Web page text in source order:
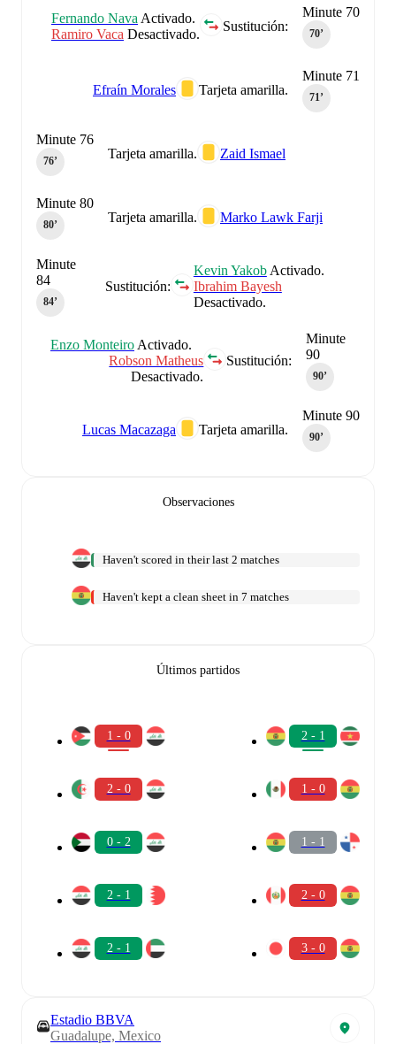
Minute 70
70‎’‎
Sustitución:
Fernando Nava Activado.
Ramiro Vaca Desactivado.
Minute 71
71‎’‎
Tarjeta amarilla.
Efraín Morales
Tarjeta amarilla. Zaid Ismael
Minute 76
76‎’‎
Tarjeta amarilla. Marko Lawk Farji
Minute 80
80‎’‎
Sustitución:
Kevin YakobActivado.
Ibrahim Bayesh
Desactivado.
Minute
84
84‎’‎
Minute
90
90‎’‎
Sustitución:
Enzo Monteiro Activado.
Robson Matheus
Desactivado.
Minute 90
90‎’‎
Tarjeta amarilla.
Lucas Macazaga
Observaciones
Haven't scored in their last 2 matches
Haven't kept a clean sheet in 7 matches
Últimos partidos
1 - 0
2 - 0
0 - 2
2 - 1
2 - 1
2 - 1
1 - 0
1 - 1
2 - 0
3 - 0
Estadio BBVA
Guadalupe, Mexico